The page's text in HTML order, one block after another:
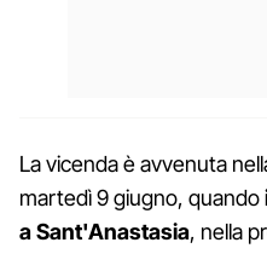
La vicenda è avvenuta
martedì 9 giugno, quando
a Sant'Anastasia, nella